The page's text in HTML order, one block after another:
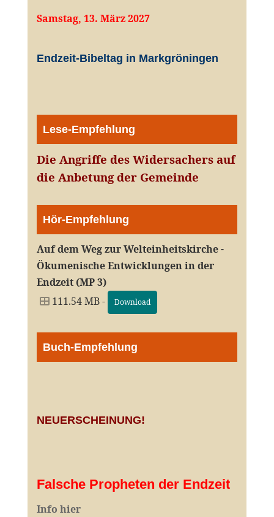
Samstag, 13. März 2027
Endzeit-Bibeltag in Markgröningen
Lese-Empfehlung
Die Angriffe des Widersachers auf
die Anbetung der Gemeinde
Hör-Empfehlung
Auf dem Weg zur Welteinheitskirche -
Ökumenische Entwicklungen in der
Endzeit (MP 3)
111.54 MB -
Download
Buch-Empfehlung
NEUERSCHEINUNG!
Falsche Propheten der Endzeit
Info hier